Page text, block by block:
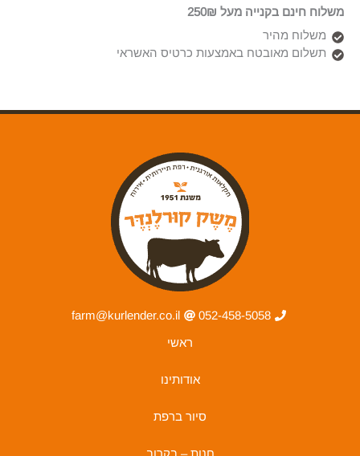
משלוח חינם בקנייה מעל 250₪
משלוח מהיר
תשלום מאובטח באמצעות כרטיס האשראי
052-458-5058
farm@kurlender.co.il
ראשי
אודותינו
סיור ברפת